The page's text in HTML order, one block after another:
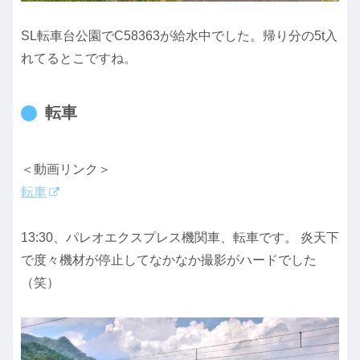
SL転車台公園でC58363が給水中でした。帰り分の5t入
れてるとこですね。
転車
＜動画リンク＞
転車
13:30、パレオエクスプレス機関車、転車です。 炎天下
で度々機材が停止してなかなか撮影がハードでした
（笑）